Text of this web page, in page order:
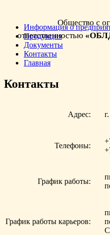
Общество с
ответственностью
Информация о
Продукция
Документы
Контакты
Главная
Контакты
Адрес:
Телефоны:
График работы:
График работы карьеров: